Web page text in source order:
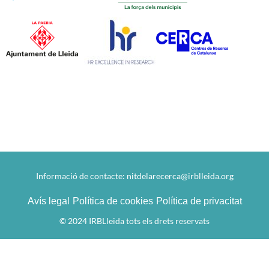
© 2024 IRBLleida tots els drets reservats
Avís legal Política de cookies Política de privacitat
Informació de contacte: nitdelarecerca@irblleida.org